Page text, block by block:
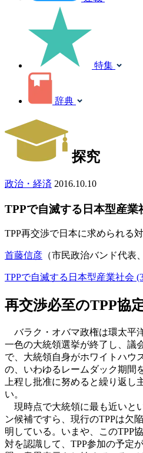
特集
辞典
探究
政治・経済 2016.10.10
TPPで自滅する日本型産業
TPP再交渉で日本に求められる
首藤信彦 （市民政治バンド代表
TPPで自滅する日本型産業社会
再交渉必至のTPP協
バラク・オバマ政権は環太平
一色の大統領選挙が終了し、議
で、大統領自身がホワイトハウ
の、いわゆるレームダック期間
上程し批准に努めると繰り返し
い。
現時点で大統領に最も近いと
ン候補ですら、現行のTPPは欠
明している。いまや、このTPP
対を認識して、TPP参加の予定